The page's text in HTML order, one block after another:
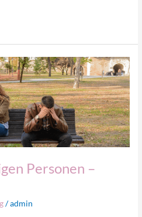
Personen –
/admin